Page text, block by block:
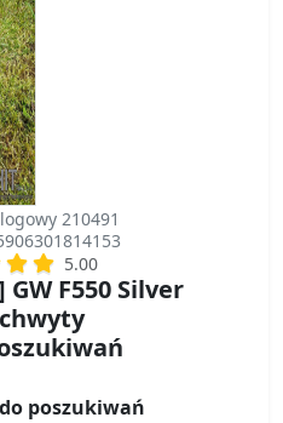
210491
5.00
F550 Silver
poszukiwań